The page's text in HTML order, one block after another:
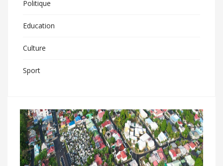
Politique
Education
Culture
Sport